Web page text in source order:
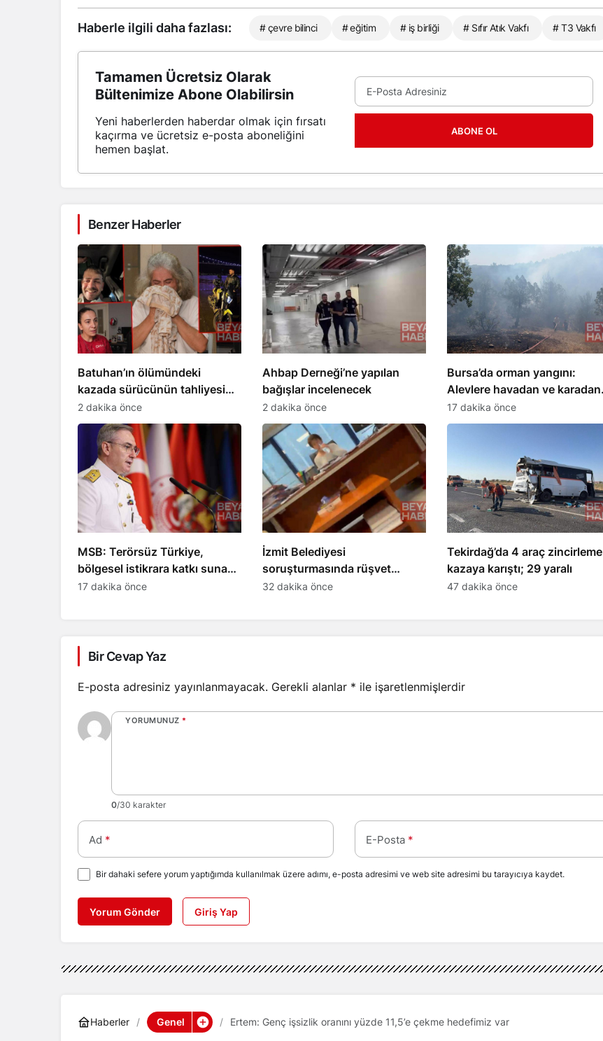
Haberle ilgili daha fazlası: # çevre bilinci # eğitim # iş birliği # Sıfır Atık Vakfı # T3 Vakfı
Tamamen Ücretsiz Olarak
Bültenimize Abone Olabilirsin
Yeni haberlerden haberdar olmak için fırsatı
kaçırma ve ücretsiz e-posta aboneliğini
hemen başlat.
ABONE OL
Benzer Haberler
Batuhan’ın ölümündeki
kazada sürücünün tahliyesine
aileden tepki
2 dakika önce
Ahbap Derneği’ne yapılan
bağışlar incelenecek
2 dakika önce
Bursa’da orman yangını:
Alevlere havadan ve karadan
müdahale ediliyor
17 dakika önce
MSB: Terörsüz Türkiye,
bölgesel istikrara katkı sunan
stratejik vizyon
17 dakika önce
İzmit Belediyesi
soruşturmasında rüşvet
iddiasına ilişkin görüntüler
32 dakika önce
Tekirdağ’da 4 araç zincirleme
kazaya karıştı; 29 yaralı
47 dakika önce
Bir Cevap Yaz
E-posta adresiniz yayınlanmayacak. Gerekli alanlar * ile işaretlenmişlerdir
YORUMUNUZ *
0/30 karakter
Ad * E-Posta *
Bir dahaki sefere yorum yaptığımda kullanılmak üzere adımı, e-posta adresimi ve web site adresimi bu tarayıcıya kaydet.
Yorum Gönder Giriş Yap
Haberler Genel Ertem: Genç işsizlik oranını yüzde 11,5’e çekme hedefimiz var